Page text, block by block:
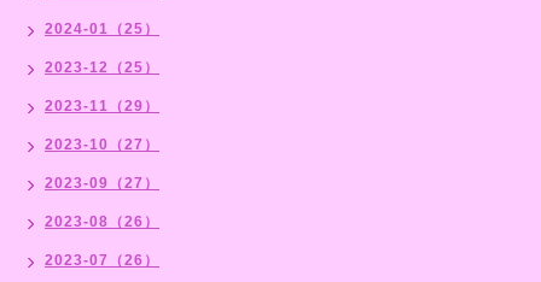
2024-01（25）
2023-12（25）
2023-11（29）
2023-10（27）
2023-09（27）
2023-08（26）
2023-07（26）